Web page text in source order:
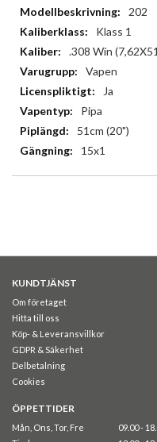
202
Klass 1
.308 Win
Vapen
Ja
Pipa
51cm (20")
15x1
KUNDTJÄNST
Om företaget
Hitta till oss
Köp- & Leveransvillkor
GDPR & Säkerhet
Delbetalning
Cookies
ÖPPETTIDER
Mån, Ons, Tor, Fre
09.00 -